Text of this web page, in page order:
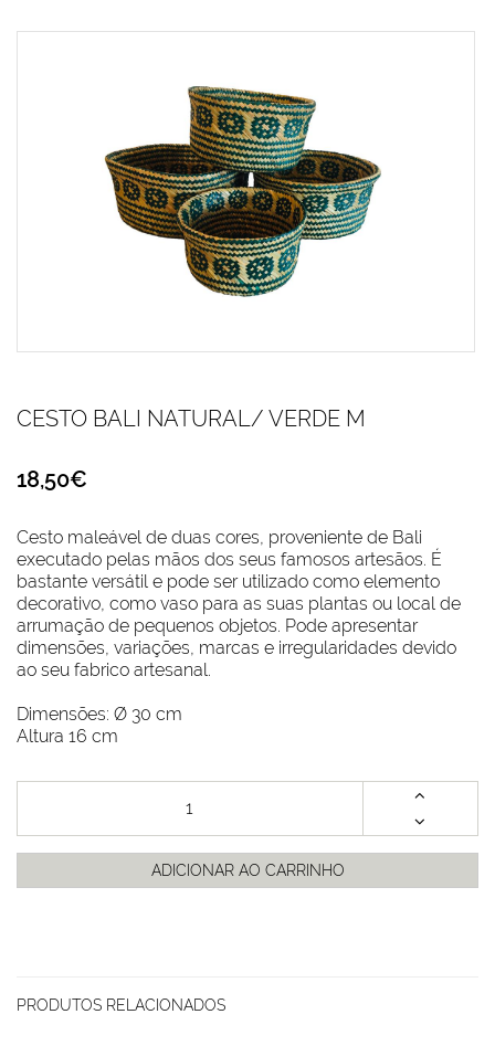
CESTO BALI NATURAL/ VERDE M
18,50€
Cesto maleável de duas cores, proveniente de Bali
executado pelas mãos dos seus famosos artesãos. É
bastante versátil e pode ser utilizado como elemento
decorativo, como vaso para as suas plantas ou local de
arrumação de pequenos objetos. Pode apresentar
dimensões, variações, marcas e irregularidades devido
ao seu fabrico artesanal.
Dimensões: Ø 30 cm
Altura 16 cm
ADICIONAR AO CARRINHO
PRODUTOS RELACIONADOS